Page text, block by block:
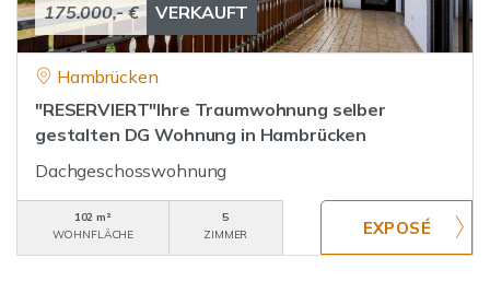
175.000,- € VERKAUFT
Hambrücken
"RESERVIERT"Ihre Traumwohnung selber
gestalten DG Wohnung in Hambrücken
Dachgeschosswohnung
102 m²
WOHNFLÄCHE
5
ZIMMER